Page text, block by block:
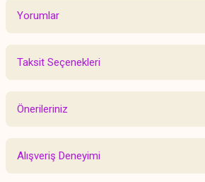
Yorumlar
Taksit Seçenekleri
Önerileriniz
Bu ürünün fiyat bilgisi, resim, ürün
yetersiz gördüğünüz noktaları öneri formunu
Alışveriş Deneyimi